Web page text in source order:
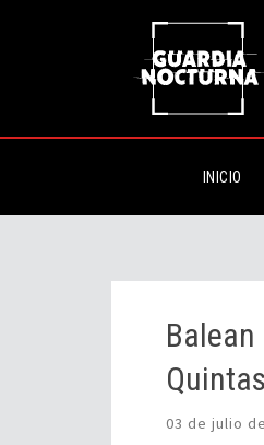
INICIO
03 de julio